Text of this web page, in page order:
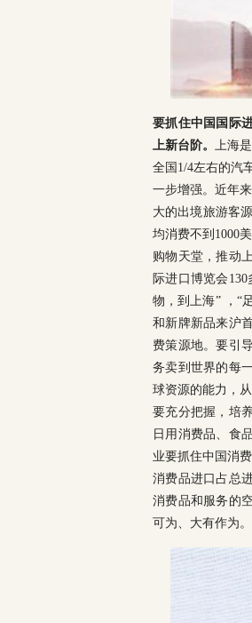
要抓住中国国际
上新台阶。上海
全国1/4左右的汽
一步增强。近年
大的出境旅游客
均消费不到1000
购物天堂，推动
际进口博览会
物，到上海” ，“
和新牌新品来沪
费策源地。要引
务卖到世界的每
球资源的能力，
要充分把握，培
日用消费品、食
业要抓住中国消
消费品进口占总
消费品和服务的
可为、大有作为。